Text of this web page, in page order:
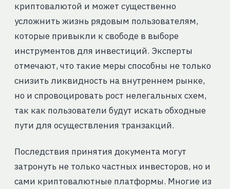
криптовалютой и может существенно
усложнить жизнь рядовым пользователям,
которые привыкли к свободе в выборе
инструментов для инвестиций. Эксперты
отмечают, что такие меры способны не только
снизить ликвидность на внутреннем рынке,
но и спровоцировать рост нелегальных схем,
так как пользователи будут искать обходные
пути для осуществления транзакций.
Последствия принятия документа могут
затронуть не только частных инвесторов, но и
сами криптовалютные платформы. Многие из